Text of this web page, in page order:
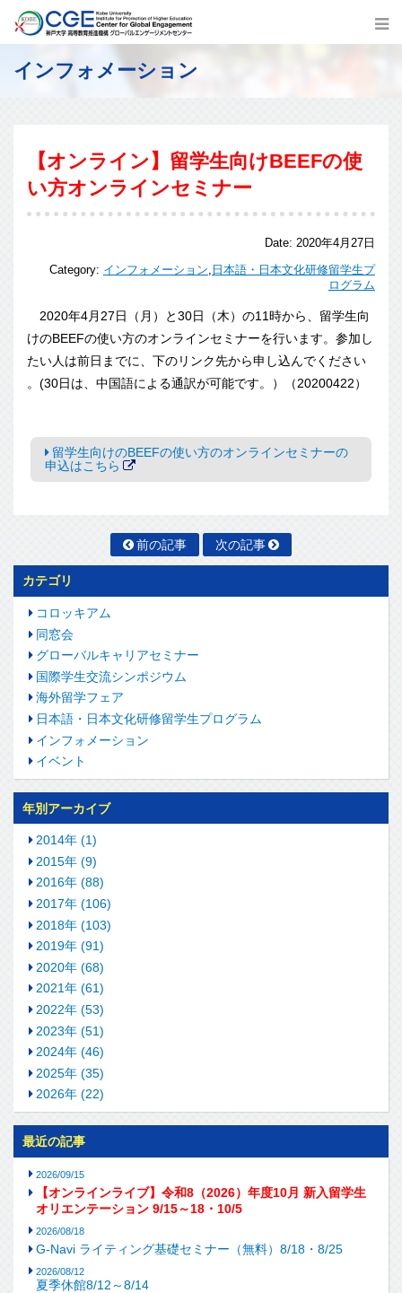
インフォメーション
【オンライン】留学生向けBEEFの使
い方オンラインセミナー
Date: 2020年4月27日
Category: インフォメーション, 日本語・日本文化研修留学生プ
ログラム
2020年4月27日（月）と30日（木）の11時から、 留学生向
けのBEEFの使い方のオンラインセミナーを行います。 参加し
たい人は前日までに、下のリンク先から申し込んでください
。(30日は、中国語による通訳が可能です。）（20200422）
留学生向けのBEEFの使い方のオンラインセミナーの
申込はこちら
前の記事 次の記事
カテゴリ
コロッキアム
同窓会
グローバルキャリアセミナー
国際学生交流シンポジウム
海外留学フェア
日本語・日本文化研修留学生プログラム
インフォメーション
イベント
年別アーカイブ
2014年 (1)
2015年 (9)
2016年 (88)
2017年 (106)
2018年 (103)
2019年 (91)
2020年 (68)
2021年 (61)
2022年 (53)
2023年 (51)
2024年 (46)
2025年 (35)
2026年 (22)
最近の記事
2026/09/15
【オンラインライブ】令和8（2026）年度10月 新入留学生
オリエンテーション 9/15～18・10/5
2026/08/18
G-Navi ライティング基礎セミナー（無料）8/18・8/25
2026/08/12
夏季休館8/12～8/14